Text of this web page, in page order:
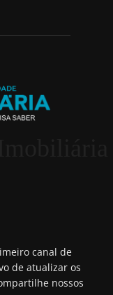
canal de
de atualizar os
nossos